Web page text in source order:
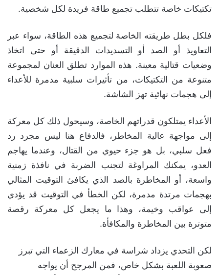
تكتيكات خاصة تتطلب تجميع طاقة فريدة لكل شخصية.
فلكل بطل طريقته الخاصة لتجميع هذه الطاقة، سواء عبر
التعاويذ أو الصد أو التسديدات الدقيقة أو حتى اتخاذ
وضعيات قتالية معينة. هذه الموارد تطلق العنان لمجموعة
متنوعة من التكتيكات، من تأثيرات سلبية مدمرة للأعداء
إلى هجمات نهائية تهز الشاشة.
الأعداء يمتلكون قدراتهم الخاصة، وسيحول ذلك كل معركة
إلى مواجهة عالية المخاطر، فالدفاع هنا ليس مجرد رد
فعل سلبي، بل هو جزء حيوي من القتال، وعندما يهاجم
العدو، يمكنك المراوغة لتجنب الضربة في نافذة زمنية
واسعة، أو المخاطرة بالصد الذي يكافئ التوقيت المثالي
بهجمات مرتدة مدمرة، لكن الخطأ في التوقيت قد يؤدي
إلى عواقب وخيمة، وهذا ما يجعل كل معركة رقصة
متوترة بين المخاطرة والمكافأة.
لكن التحدي يزداد شراسة في معارك الزعماء التي تبرز
صعوبة اللعبة بشكل خاص، فمن المرجح أن يواجه